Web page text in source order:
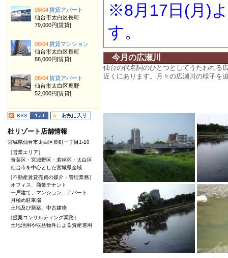
※8月17日(月)
す。
今月の広瀬川
仙台の代名詞のひとつとしてうたわれる
近くにあります。月々の広瀬川の様子を
08/04賃貸アパート
仙台市太白区長町
79,000円[賃貸]
08/04賃貸マンション
仙台市太白区長町
88,000円[賃貸]
08/04賃貸アパート
仙台市太白区鹿野
52,000円[賃貸]
杜リゾート店舗情報
宮城県仙台市太白区長町一丁目1-10
［営業エリア］
青葉区・宮城野区・若林区・太白区
仙台市を中心とした宮城県全域
［不動産賃貸売買の媒介・管理業務］
オフィス、商業テナント
一戸建て、マンション、アパート
月極め駐車場
土地及び新築、中古建物
［提案コンサルティング業務］
土地活用や収益物件による資産運用